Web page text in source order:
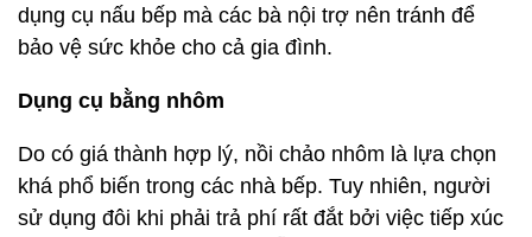
dụng cụ nấu bếp mà các bà nội trợ nên tránh để
bảo vệ sức khỏe cho cả gia đình.
Dụng cụ bằng nhôm
Do có giá thành hợp lý, nồi chảo nhôm là lựa chọn
khá phổ biến trong các nhà bếp. Tuy nhiên, người
sử dụng đôi khi phải trả phí rất đắt bởi việc tiếp xúc